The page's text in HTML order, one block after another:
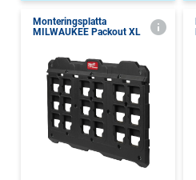
Monteringsplatta
MILWAUKEE Packout XL